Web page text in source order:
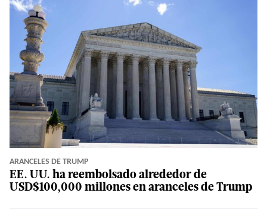
ARANCELES DE TRUMP
EE. UU. ha reembolsado alrededor de
USD$100,000 millones en aranceles de Trump